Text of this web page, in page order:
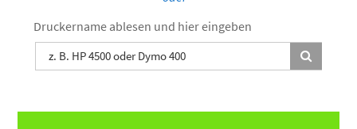
Druckername ablesen und hier eingeben